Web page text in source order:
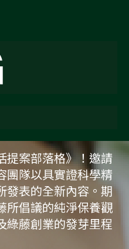
提案部落格》！邀請
團隊以具實證科學精
發表的全新內容。期
所倡議的純淨保養觀
綠藤創業的發芽里程